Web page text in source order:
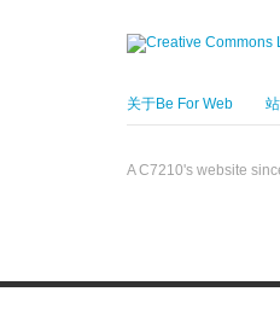
关于Be For Web
A C7210's website